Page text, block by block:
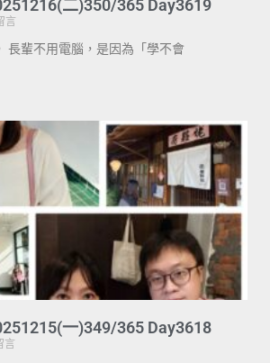
二)350/365 Day3619
言
長輩不用電腦，是因為「學不會
一)349/365 Day3618
言